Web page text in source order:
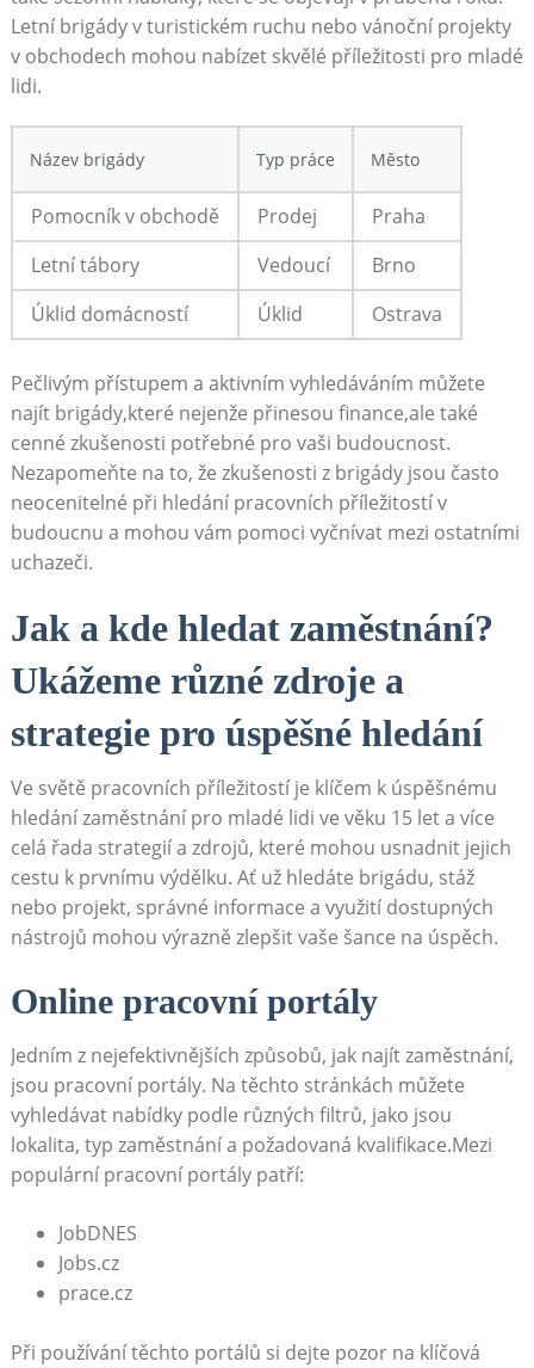
Letní brigády v turistickém ruchu nebo vánoční projekty
v obchodech mohou nabízet skvělé příležitosti pro mladé
lidi.
Název brigády Typ práce Město
Pomocník v obchodě Prodej
Praha
Letní tábory
Vedoucí
Brno
Úklid domácností
Úklid Ostrava
Pečlivým přístupem a aktivním vyhledáváním můžete
najít brigády,které nejenže přinesou finance,ale také
cenné zkušenosti potřebné pro vaši budoucnost.
Nezapomeňte na to, že zkušenosti z brigády jsou často
neocenitelné při hledání pracovních příležitostí v
budoucnu a mohou vám pomoci vyčnívat mezi ostatními
uchazeči.
Jak a kde hledat zaměstnání?
Ukážeme různé zdroje a
strategie pro úspěšné hledání
Ve světě pracovních příležitostí je klíčem k úspěšnému
hledání zaměstnání pro mladé lidi ve věku 15 let a více
celá řada strategií a zdrojů, které mohou usnadnit jejich
cestu k prvnímu výdělku. Ať už hledáte brigádu, stáž
nebo projekt, správné informace a využití dostupných
nástrojů mohou výrazně zlepšit vaše šance na úspěch.
Online pracovní portály
Jedním z nejefektivnějších způsobů, jak najít zaměstnání,
jsou pracovní portály. Na těchto stránkách můžete
vyhledávat nabídky podle různých filtrů, jako jsou
lokalita, typ zaměstnání a požadovaná kvalifikace.Mezi
populární pracovní portály patří:
JobDNES
Jobs.cz
prace.cz
Při používání těchto portálů si dejte pozor na klíčová